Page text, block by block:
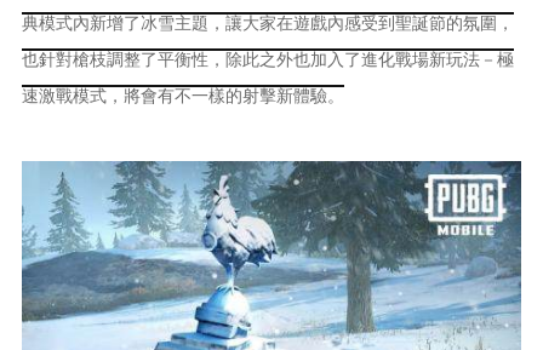
典模式內新增了冰雪主題，讓大家在遊戲內感受到聖誕節的氛圍，
也針對槍枝調整了平衡性，除此之外也加入了進化戰場新玩法－極
速激戰模式，將會有不一樣的射擊新體驗。